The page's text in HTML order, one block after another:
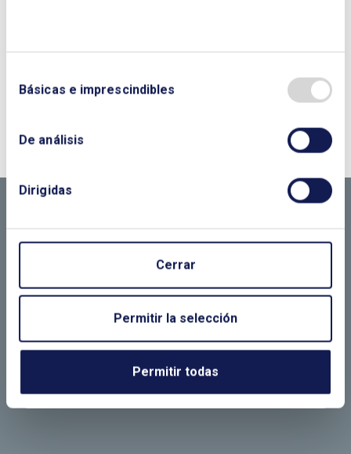
Básicas e imprescindibles
De análisis
Dirigidas
Cerrar
Permitir la selección
Permitir todas
¿QUIERES PONERTE EN CONTACTO CON
INFORMACIÓN
LLÁMANOS O RELLENA EL SIGUIENTE
FORMULARIO